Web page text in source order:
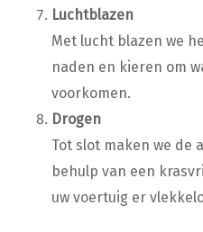
Luchtblazen
Met lucht blazen we
naden en kieren om
voorkomen.
Drogen
Tot slot maken we de
behulp van een
uw voertuig er